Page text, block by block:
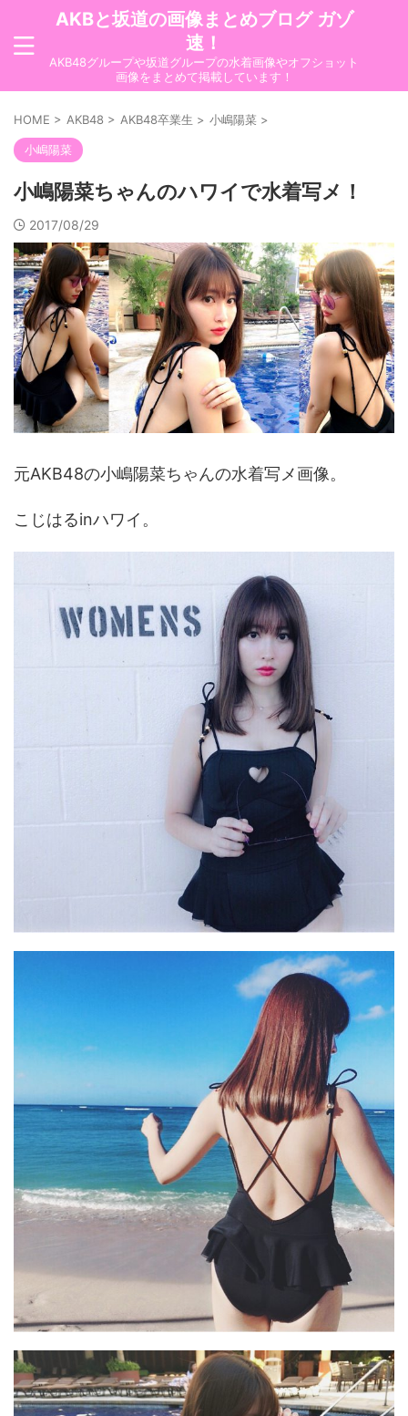
AKBと坂道の画像まとめブログ ガゾ
速！
AKB48グループや坂道グループの水着画像やオフショット
画像をまとめて掲載しています！
HOME > AKB48 > AKB48卒業生 > 小嶋陽菜 >
小嶋陽菜
小嶋陽菜ちゃんのハワイで水着写メ！
2017/08/29
元AKB48の小嶋陽菜ちゃんの水着写メ画像。
こじはるinハワイ。